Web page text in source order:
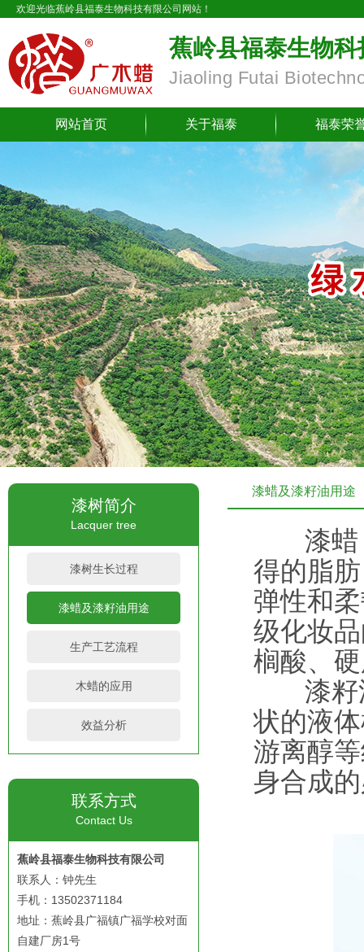
欢迎光临蕉岭县福泰生物科技有限公司网站！
蕉岭县福泰生物
Jiaoling Futai
网站首页 关于福泰 福泰荣
漆树简介
Lacquer tree
漆树生长过程
漆蜡及漆籽油用途
生产工艺流程
木蜡的应用
效益分析
联系方式
Contact Us
蕉岭县福泰生物科技有限公司
联系人：钟先生
手机：13502371184
地址：蕉岭县广福镇广福学校对面
自建厂房1号
漆蜡及漆籽油用途
漆蜡（
得的脂
弹性和
级化妆
榈酸、
漆籽油
状的液
游离醇
身合成